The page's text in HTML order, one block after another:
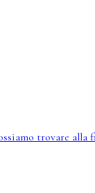
trovare